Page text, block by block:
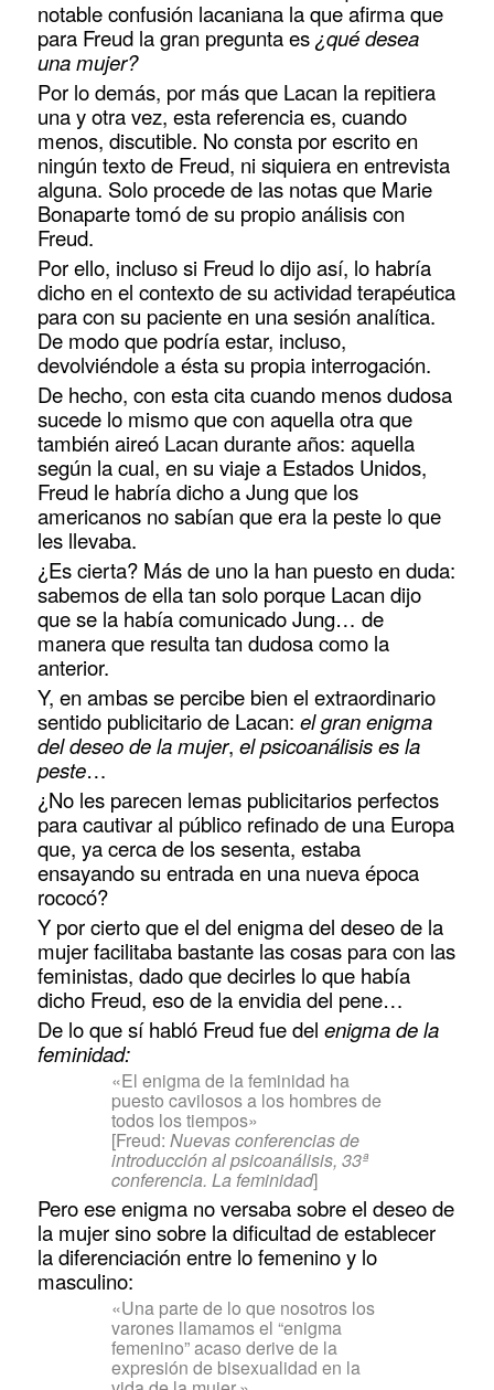
notable confusión lacaniana la que afirma que
para Freud la gran pregunta es¿qué desea
una mujer?
Por lo demás, por más que Lacan la repitiera
una y otra vez, esta referencia es, cuando
menos, discutible. No consta por escrito en
ningún texto de Freud, ni siquiera en entrevista
alguna. Solo procede de las notas que Marie
Bonaparte tomó de su propio análisis con
Freud.
Por ello, incluso si Freud lo dijo así, lo habría
dicho en el contexto de su actividad terapéutica
para con su paciente en una sesión analítica.
De modo que podría estar, incluso,
devolviéndole a ésta su propia interrogación.
De hecho, con esta cita cuando menos dudosa
sucede lo mismo que con aquella otra que
también aireó Lacan durante años: aquella
según la cual, en su viaje a Estados Unidos,
Freud le habría dicho a Jung que los
americanos no sabían que era la peste lo que
les llevaba.
¿Es cierta? Más de uno la han puesto en duda:
sabemos de ella tan solo porque Lacan dijo
que se la había comunicado Jung… de
manera que resulta tan dudosa como la
anterior.
Y, en ambas se percibe bien el extraordinario
sentido publicitario de Lacan:el gran enigma
del deseo de la mujer,el psicoanálisis es la
peste…
¿No les parecen lemas publicitarios perfectos
para cautivar al público refinado de una Europa
que, ya cerca de los sesenta, estaba
ensayando su entrada en una nueva época
rococó?
Y por cierto que el del enigma del deseo de la
mujer facilitaba bastante las cosas para con las
feministas, dado que decirles lo que había
dicho Freud, eso de la envidia del pene…
De lo que sí habló Freud fue delenigma de la
feminidad:
«El enigma de la feminidad ha
puesto cavilosos a los hombres de
todos los tiempos»
[Freud: Nuevas conferencias de
introducción al psicoanálisis, 33ª
conferencia. La feminidad]
Pero ese enigma no versaba sobre el deseo de
la mujer sino sobre la dificultad de establecer
la diferenciación entre lo femenino y lo
masculino:
«Una parte de lo que nosotros los
varones llamamos el “enigma
femenino” acaso derive de la
expresión de bisexualidad en la